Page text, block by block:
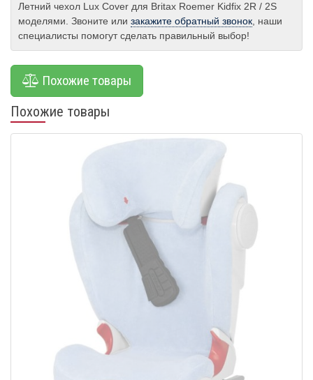
Летний чехол Lux Cover для Britax Roemer Kidfix 2R / 2S
моделями. Звоните или закажите обратный звонок, наши
специалисты помогут сделать правильный выбор!
Похожие товары
Похожие товары